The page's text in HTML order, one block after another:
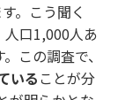
。こう聞く
口1,000人あ
この調査で、
いる ことが分